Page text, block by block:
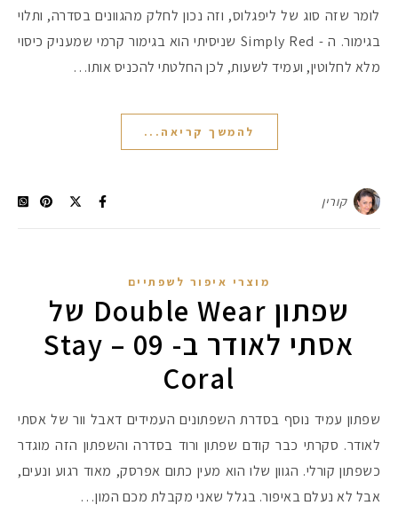
לומר שזה סוג של ליפגלוס, וזה נכון לחלק מהגוונים בסדרה, ותלוי
בגימור. ה - Simply Red שניסיתי הוא בגימור קרמי שמעניק כיסוי
מלא לחלוטין, ועמיד לשעות, לכן החלטתי להכניס אותו…
להמשך קריאה...
קורין
מוצרי איפור לשפתיים
שפתון Double Wear של
אסתי לאודר ב- 09 – Stay
Coral
שפתון עמיד נוסף בסדרת השפתונים העמידים דאבל וור של אסתי
לאודר. סקרתי כבר קודם שפתון ורוד בסדרה והשפתון הזה מוגדר
כשפתון קורלי. הגוון שלו הוא מעין כתום אפרסק, מאוד רגוע ונעים,
אבל לא נעלם באיפור. בגלל שאני מקבלת מכם המון…